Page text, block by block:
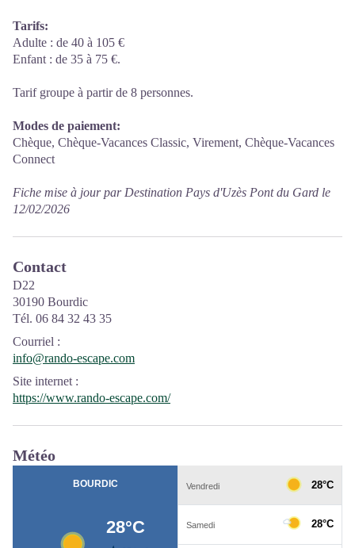
Tarifs:
Adulte : de 40 à 105 €
Enfant : de 35 à 75 €.
Tarif groupe à partir de 8 personnes.
Modes de paiement:
Chèque, Chèque-Vacances Classic, Virement, Chèque-Vacances
Connect
Fiche mise à jour par Destination Pays d'Uzès Pont du Gard le
12/02/2026
Contact
D22
30190 Bourdic
Tél. 06 84 32 43 35
Courriel :
info@rando-escape.com
Site internet :
https://www.rando-escape.com/
Météo